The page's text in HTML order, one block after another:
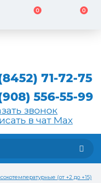
0 0
71-72-75
556-55-99
звонок
в чат Max
(от +2 до +15)